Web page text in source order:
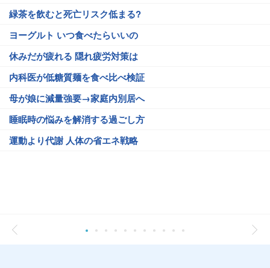
緑茶を飲むと死亡リスク低まる?
ヨーグルト いつ食べたらいいの
休みだが疲れる 隠れ疲労対策は
内科医が低糖質麺を食べ比べ検証
母が娘に減量強要→家庭内別居へ
睡眠時の悩みを解消する過ごし方
運動より代謝 人体の省エネ戦略